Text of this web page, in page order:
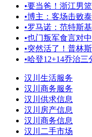
•要当爸！浙江男
•博主：客场击败
•罗马诺：范特斯
•也门叛军食言对
•突然活了！普林
•哈登12+14乔治
汉川生活服务
汉川商务服务
汉川供求信息
汉川房产信息
汉川商务信息
汉川二手市场